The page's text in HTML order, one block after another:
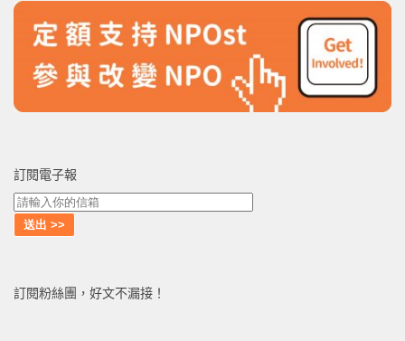
訂閱電子報
訂閱粉絲團，好文不漏接！